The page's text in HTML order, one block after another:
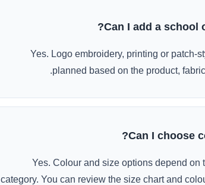
Can I add a school
Yes. Logo embroidery, printing or patch-
planned based on the product,
Can I choose
Yes. Colour and size options depend on
category. You can review the size chart and